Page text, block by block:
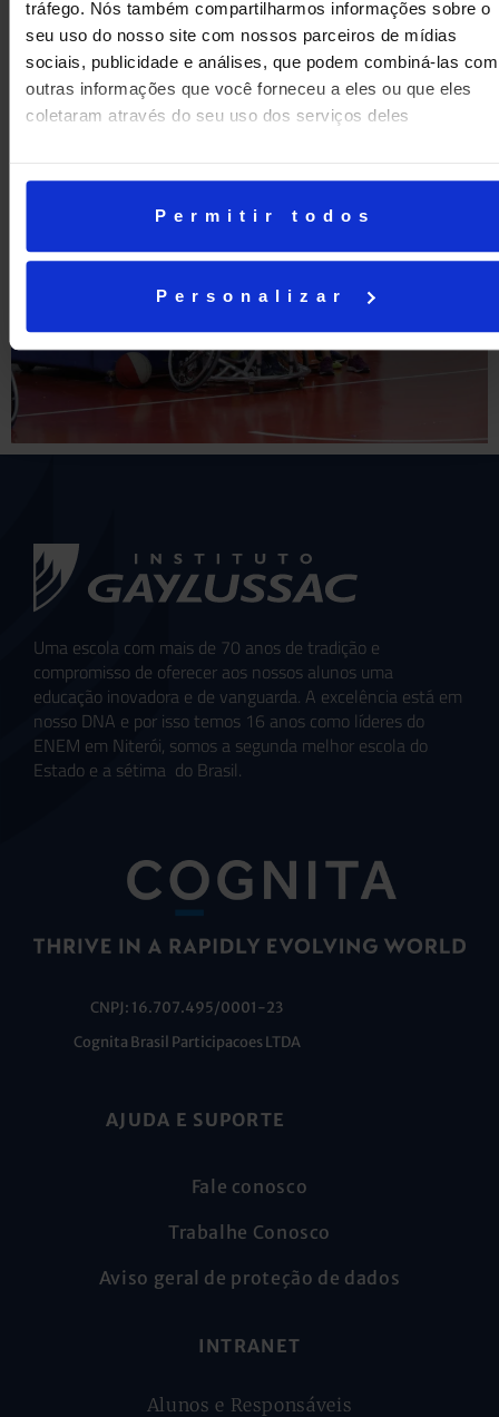
tráfego. Nós também compartilharmos informações sobre o
seu uso do nosso site com nossos parceiros de mídias
sociais, publicidade e análises, que podem combiná-las com
outras informações que você forneceu a eles ou que eles
coletaram através do seu uso dos serviços deles
Permitir todos
Personalizar
ANTERIOR
Student-Led Conference
PRÓXIMA
Campanha de Doação do Rio Grande do Sul
Uma escola com mais de 70 anos de tradição e
compromisso de oferecer aos nossos alunos uma
educação inovadora e de vanguarda. A excelência está em
nosso DNA e por isso temos 16 anos como líderes do
ENEM em Niterói, somos a segunda melhor escola do
Estado e a sétima do Brasil.
CNPJ: 16.707.495/0001-23
Cognita Brasil Participacoes LTDA
AJUDA E SUPORTE
Fale conosco
Trabalhe Conosco
Aviso geral de proteção de dados
INTRANET
Alunos e Responsáveis